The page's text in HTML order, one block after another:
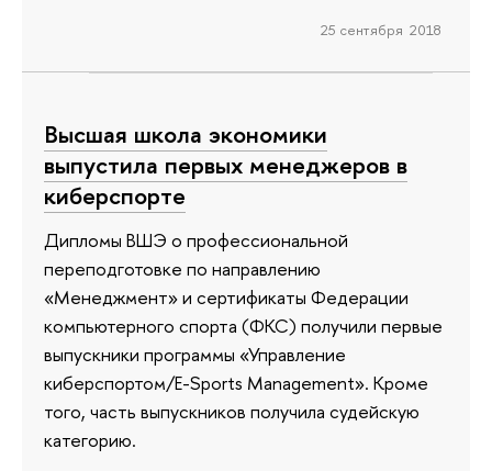
25 сентября 2018
Высшая школа экономики
выпустила первых менеджеров в
киберспорте
Дипломы ВШЭ о профессиональной
переподготовке по направлению
«Менеджмент» и сертификаты Федерации
компьютерного спорта (ФКС) получили первые
выпускники программы «Управление
киберспортом/E-Sports Management». Кроме
того, часть выпускников получила судейскую
категорию.